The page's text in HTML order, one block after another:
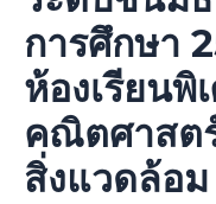
การศึกษา
ห้องเรียนพิ
คณิตศาสต
สิ่งแวดล้อ